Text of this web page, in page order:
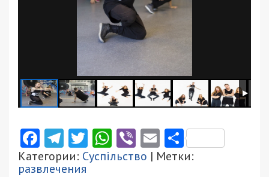
Facebook
Telegram
Twitter
WhatsApp
ViberEmail
Категории: Суспільство | Метки:
развлечения